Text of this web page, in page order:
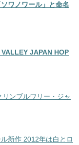
ワノワール」と命名
JAPAN HOP
リンブルワリー・ジャ
新作 2012年は白とロ